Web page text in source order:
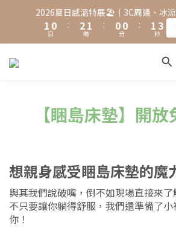
2026夏日感溫特展🏖️｜3C周邊、冰涼
2
1
0
1
0
日
:
3
2
1
2
1
0
時
:
1
0
1
0
分
:
2
1
0
4
3
2
0
秒
【睏島床墊】開
想親身感受睏島床墊的魔
與其我們說破嘴，倒不如現場直接來了
不只要讓你躺得舒服，我們還準備了
你！